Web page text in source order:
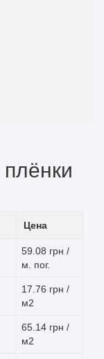
Цена
59.08 грн /
м. пог.
17.76 грн /
м2
65.14 грн /
м2